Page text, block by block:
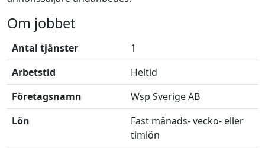
Om jobbet
Antal tjänster
1
Arbetstid
Heltid
Företagsnamn
Wsp Sverige AB
Lön
Fast månads- vecko- eller
timlön